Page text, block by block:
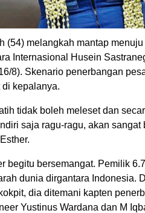
(54) melangkah mantap
Internasional Husein
8). Skenario penerbangan
kepalanya.
tidak boleh meleset dan
saja ragu-ragu, akan sangat
begitu bersemangat. Pemilik
dunia dirgantara Indonesia.
dia ditemani kapten
Yustinus Wardana dan M